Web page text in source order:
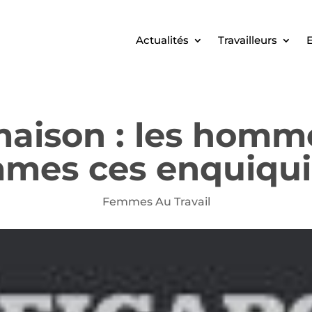
Actualités Travailleurs
: les
ces
Femmes Au Travail